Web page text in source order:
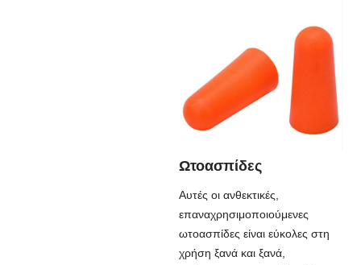
Ωτοασπίδες
Αυτές οι ανθεκτικές,
επαναχρησιμοποιούμενες
ωτοασπίδες είναι εύκολες στη
χρήση ξανά και ξανά,